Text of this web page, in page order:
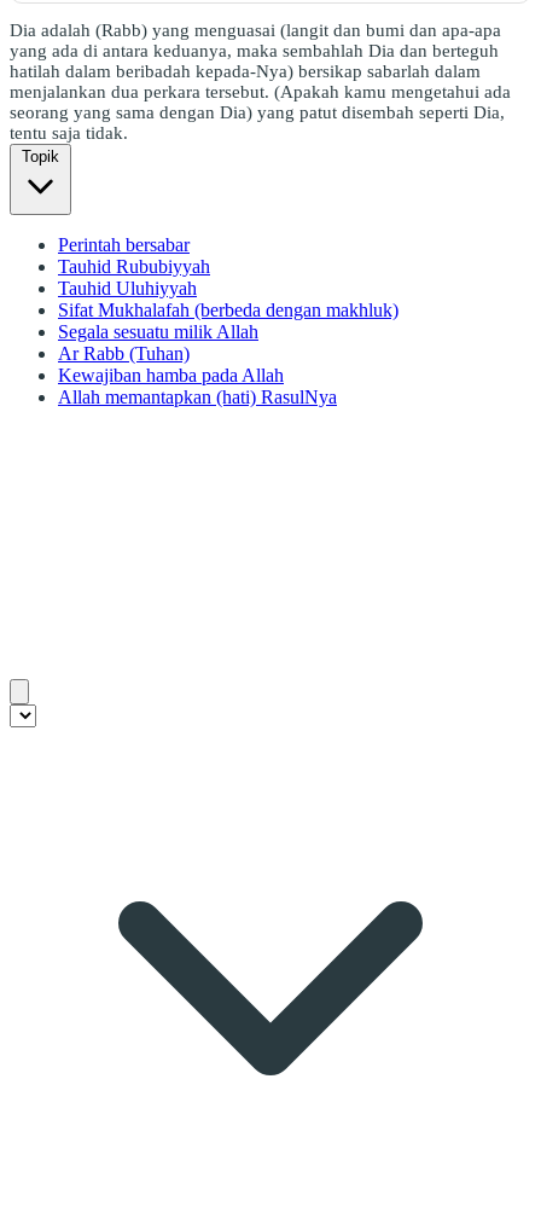
Dia adalah (Rabb) yang menguasai (langit dan bumi dan apa-apa
yang ada di antara keduanya, maka sembahlah Dia dan berteguh
hatilah dalam beribadah kepada-Nya) bersikap sabarlah dalam
menjalankan dua perkara tersebut. (Apakah kamu mengetahui ada
seorang yang sama dengan Dia) yang patut disembah seperti Dia,
tentu saja tidak.
Topik
Perintah bersabar
Tauhid Rububiyyah
Tauhid Uluhiyyah
Sifat Mukhalafah (berbeda dengan makhluk)
Segala sesuatu milik Allah
Ar Rabb (Tuhan)
Kewajiban hamba pada Allah
Allah memantapkan (hati) RasulNya